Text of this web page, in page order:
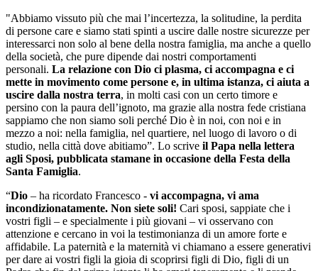
"Abbiamo vissuto più che mai l’incertezza, la solitudine, la perdita
di persone care e siamo stati spinti a uscire dalle nostre sicurezze per
interessarci non solo al bene della nostra famiglia, ma anche a quello
della società, che pure dipende dai nostri comportamenti
personali. La relazione con Dio ci plasma, ci accompagna e ci
mette in movimento come persone e, in ultima istanza, ci aiuta a
uscire dalla nostra terra, in molti casi con un certo timore e
persino con la paura dell’ignoto, ma grazie alla nostra fede cristiana
sappiamo che non siamo soli perché Dio è in noi, con noi e in
mezzo a noi: nella famiglia, nel quartiere, nel luogo di lavoro o di
studio, nella città dove abitiamo”. Lo scrive il Papa nella lettera
agli Sposi, pubblicata stamane in occasione della Festa della
Santa Famiglia.
“Dio – ha ricordato Francesco - vi accompagna, vi ama
incondizionatamente. Non siete soli! Cari sposi, sappiate che i
vostri figli – e specialmente i più giovani – vi osservano con
attenzione e cercano in voi la testimonianza di un amore forte e
affidabile. La paternità e la maternità vi chiamano a essere generativi
per dare ai vostri figli la gioia di scoprirsi figli di Dio, figli di un